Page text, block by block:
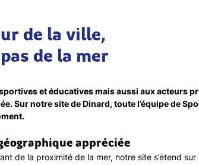
de la ville,
de la mer
et éducatives mais aussi aux acteurs
Sur notre site de Dinard, toute l’équipe de
appréciée
de la proximité de la mer, notre site s’étend